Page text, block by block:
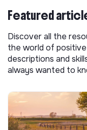
Featured
Discover all the
the world of positive
descriptions and
always wanted to